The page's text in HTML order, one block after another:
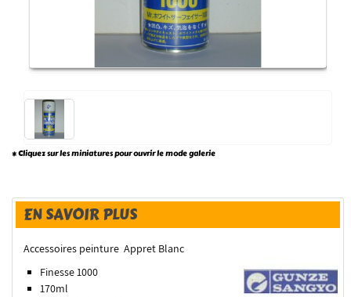
* Cliquez sur les miniatures pour ouvrir le mode galerie
EN SAVOIR PLUS
Accessoires peinture Appret Blanc
Finesse 1000
170ml